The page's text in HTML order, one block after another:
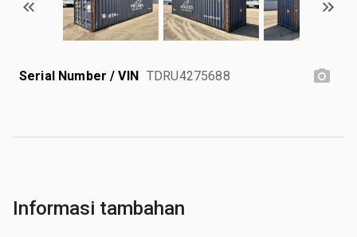
Serial Number / VIN TDRU4275688
Informasi tambahan